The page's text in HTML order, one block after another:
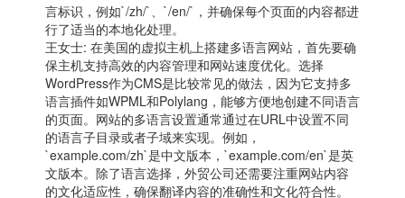
言标识，例如`/zh/`、`/en/`，并确保每个页面的内容都进
行了适当的本地化处理。
王女士: 在美国的虚拟主机上搭建多语言网站，首先要确
保主机支持高效的内容管理和网站速度优化。选择
WordPress作为CMS是比较常见的做法，因为它支持多
语言插件如WPML和Polylang，能够方便地创建不同语言
的页面。网站的多语言设置通常通过在URL中设置不同
的语言子目录或者子域来实现。例如，
`example.com/zh`是中文版本，`example.com/en`是英
文版本。除了语言选择，外贸公司还需要注重网站内容
的文化适应性，确保翻译内容的准确性和文化符合性。